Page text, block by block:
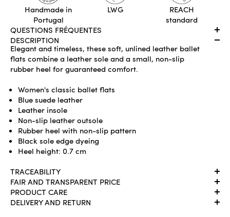
Handmade in
Portugal
LWG
REACH
standard
QUESTIONS FRÉQUENTES
DESCRIPTION
Elegant and timeless, these soft, unlined leather ballet
flats combine a leather sole and a small, non-slip
rubber heel for guaranteed comfort.
Women's classic ballet flats
Blue suede leather
Leather insole
Non-slip leather outsole
Rubber heel with non-slip pattern
Black sole edge dyeing
Heel height: 0.7 cm
TRACEABILITY
FAIR AND TRANSPARENT PRICE
PRODUCT CARE
DELIVERY AND RETURN